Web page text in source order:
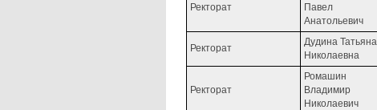
Ректорат
Павел
Анатольевич
Ректорат
Дудина Татьяна
Николаевна
Ректорат
Ромашин
Владимир
Николаевич